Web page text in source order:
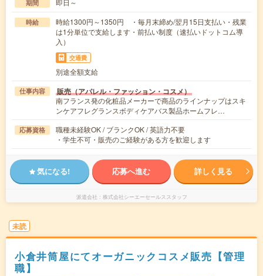
期間
時給
時給1300円～1350円 ・毎月末締め/翌月15日支払い・残業
は1分単位で支給します・前払い制度（速払いドットコム導
入）
交通費
別途全額支給
仕事内容 販売（アパレル・ファッション・コスメ）
南フランス発の化粧品メーカーで商品のラインナップはスキ
ンケアフレグランスボディケアバス製品ホームフレ…
応募資格
職種未経験OK / ブランクOK / 英語力不要
・学生不可・販売のご経験がある方を歓迎します
気になる! 応募へ進む 詳しく見る
派遣会社 株式会社シーエーセールススタッフ
未読
小倉井筒屋にてオーガニックコスメ販売【管理
職】